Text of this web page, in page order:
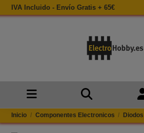
IVA Incluido - Envío Gratis + 65€
Inicio Componentes Electronicos Diodos